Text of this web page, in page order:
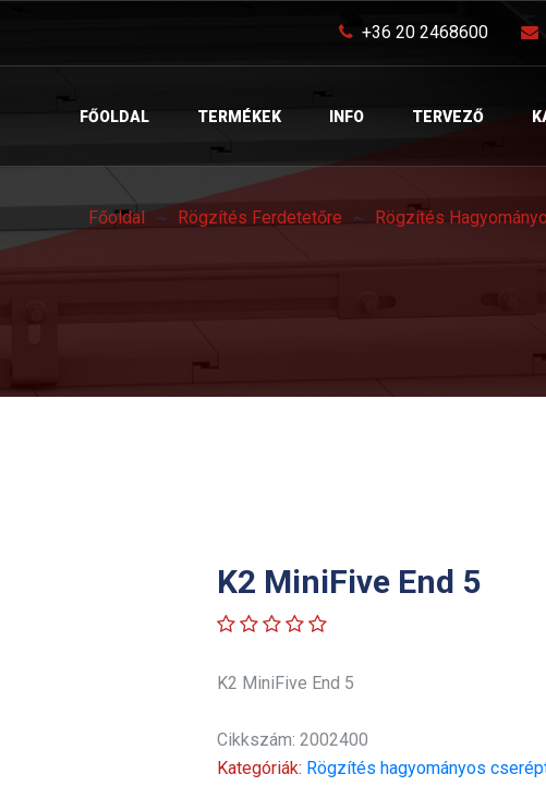
+36 20 2468600
FŐOLDAL TERMÉKEK INFO TERVEZŐ
Főoldal Rögzítés Ferdetetőre Rögzítés
K2 MiniFive End 5
K2 MiniFive End 5
Cikkszám: 2002400
Kategóriák: Rögzítés hagyományos